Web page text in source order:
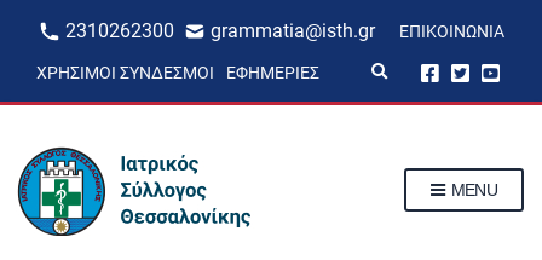
2310262300 grammatia@isth.gr ΕΠΙΚΟΙΝΩΝΊΑ
ΧΡΉΣΙΜΟΙ ΣΎΝΔΕΣΜΟΙ ΕΦΗΜΕΡΊΕΣ
p
MENU